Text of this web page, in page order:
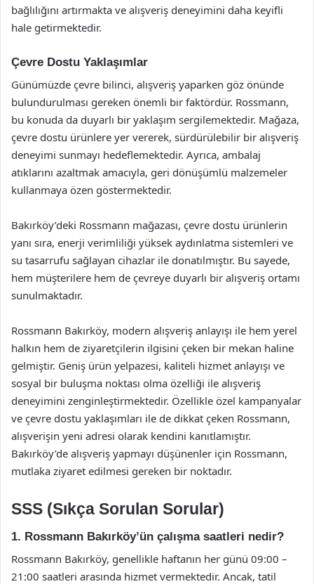
bağlılığını artırmakta ve alışveriş deneyimini daha keyifli
hale getirmektedir.
Çevre Dostu Yaklaşımlar
Günümüzde çevre bilinci, alışveriş yaparken göz önünde
bulundurulması gereken önemli bir faktördür. Rossmann,
bu konuda da duyarlı bir yaklaşım sergilemektedir. Mağaza,
çevre dostu ürünlere yer vererek, sürdürülebilir bir alışveriş
deneyimi sunmayı hedeflemektedir. Ayrıca, ambalaj
atıklarını azaltmak amacıyla, geri dönüşümlü malzemeler
kullanmaya özen göstermektedir.
Bakırköy’deki Rossmann mağazası, çevre dostu ürünlerin
yanı sıra, enerji verimliliği yüksek aydınlatma sistemleri ve
su tasarrufu sağlayan cihazlar ile donatılmıştır. Bu sayede,
hem müşterilere hem de çevreye duyarlı bir alışveriş ortamı
sunulmaktadır.
Rossmann Bakırköy, modern alışveriş anlayışı ile hem yerel
halkın hem de ziyaretçilerin ilgisini çeken bir mekan haline
gelmiştir. Geniş ürün yelpazesi, kaliteli hizmet anlayışı ve
sosyal bir buluşma noktası olma özelliği ile alışveriş
deneyimini zenginleştirmektedir. Özellikle özel kampanyalar
ve çevre dostu yaklaşımları ile de dikkat çeken Rossmann,
alışverişin yeni adresi olarak kendini kanıtlamıştır.
Bakırköy’de alışveriş yapmayı düşünenler için Rossmann,
mutlaka ziyaret edilmesi gereken bir noktadır.
SSS (Sıkça Sorulan Sorular)
1. Rossmann Bakırköy’ün çalışma saatleri nedir?
Rossmann Bakırköy, genellikle haftanın her günü 09:00 –
21:00 saatleri arasında hizmet vermektedir. Ancak, tatil